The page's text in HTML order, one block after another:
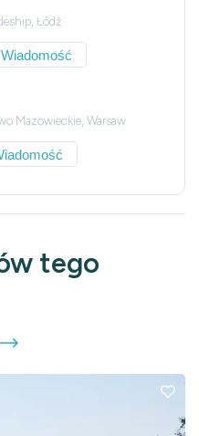
Łódź
Wiadomość
Mazowieckie, Warsaw
tego